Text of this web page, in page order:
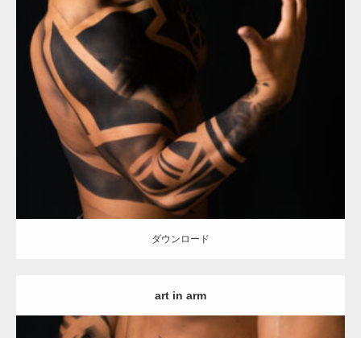
2021.12.21
Category: アートなマッチョ AKIHITO(細マッチョ)
腕二頭筋
ダウンロード
ダウンロード
art in arm